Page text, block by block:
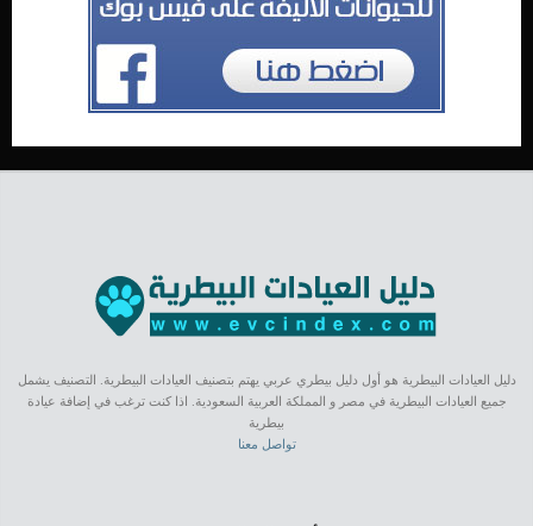
دليل العيادات البيطرية هو أول دليل بيطري عربي يهتم بتصنيف العيادات البيطرية. التصنيف يشمل
جميع العيادات البيطرية في مصر و المملكة العربية السعودية. اذا كنت ترغب في إضافة عيادة
بيطرية
تواصل معنا